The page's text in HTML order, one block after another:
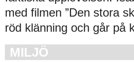
med filmen ”Den stora
röd klänning och går på
MILJÖ